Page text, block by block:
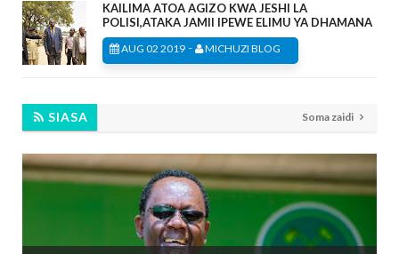
KAILIMA ATOA AGIZO KWA JESHI LA
POLISI,ATAKA JAMII IPEWE ELIMU YA DHAMANA
AUG 02 2019 - MICHUZI BLOG
SIASA Soma zaidi